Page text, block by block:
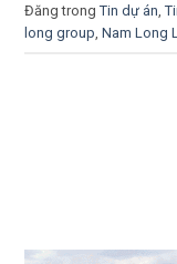
Đăng trong Tin dự án
long group Nam Long